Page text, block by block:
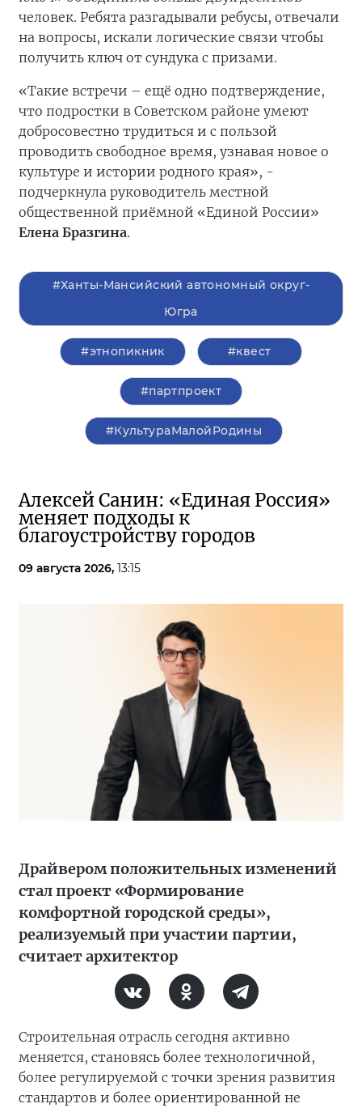
человек. Ребята разгадывали ребусы, отвечали
на вопросы, искали логические связи чтобы
получить ключ от сундука с призами.
«Такие встречи – ещё одно подтверждение,
что подростки в Советском районе умеют
добросовестно трудиться и с пользой
проводить свободное время, узнавая новое о
культуре и истории родного края», -
подчеркнула руководитель местной
общественной приёмной «Единой России»
Елена Бразгина.
#Ханты-Мансийский автономный округ-
Югра
#этнопикник #квест
#партпроект
#КультураМалойРодины
Алексей Санин: «Единая Россия»
меняет подходы к
благоустройству городов
09 августа 2026, 13:15
Драйвером положительных изменений
стал проект «Формирование
комфортной городской среды»,
реализуемый при участии партии,
считает архитектор
Строительная отрасль сегодня активно
меняется, становясь более технологичной,
более регулируемой с точки зрения развития
стандартов и более ориентированной не